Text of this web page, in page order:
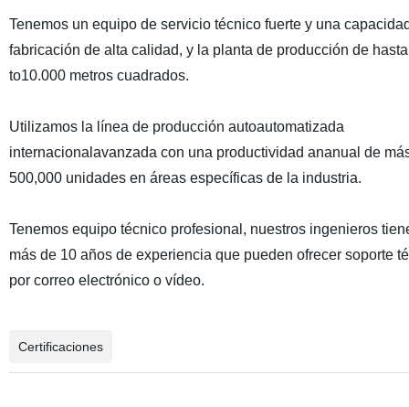
Tenemos un equipo de servicio técnico fuerte y una
fabricación de alta calidad, y la planta de producción de hasta
to10.000 metros cuadrados.
Utilizamos la línea de producción autoautomatizada
internacionalavanzada con una productividad ananual de
500,000 unidades en áreas específicas de la industria.
Tenemos equipo técnico profesional, nuestros ingenieros
más de 10 años de experiencia que pueden ofrecer soporte
por correo electrónico o vídeo.
Certificaciones